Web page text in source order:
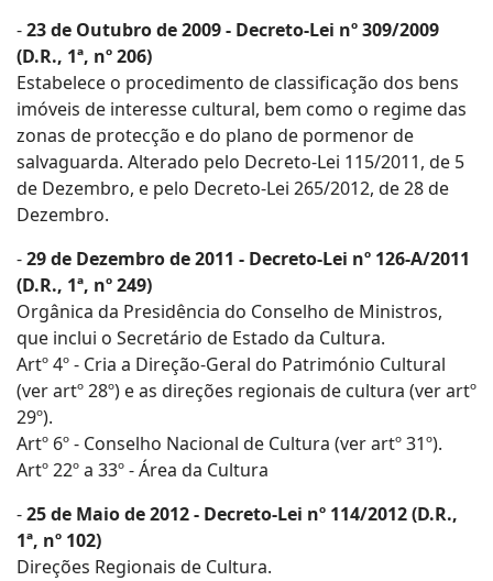
-23 de Outubro de 2009 - Decreto-Lei nº 309/2009
(D.R., 1ª, nº 206)
Estabelece o procedimento de classificação dos bens
imóveis de interesse cultural, bem como o regime das
zonas de protecção e do plano de pormenor de
salvaguarda. Alterado pelo Decreto-Lei 115/2011, de 5
de Dezembro, e pelo Decreto-Lei 265/2012, de 28 de
Dezembro.
-29 de Dezembro de 2011 - Decreto-Lei nº 126-A/2011
(D.R., 1ª, nº 249)
Orgânica da Presidência do Conselho de Ministros,
que inclui o Secretário de Estado da Cultura.
Artº 4º - Cria a Direção-Geral do Património Cultural
(ver artº 28º) e as direções regionais de cultura (ver artº
29º).
Artº 6º - Conselho Nacional de Cultura (ver artº 31º).
Artº 22º a 33º - Área da Cultura
-25 de Maio de 2012 - Decreto-Lei nº 114/2012 (D.R.,
1ª, nº 102)
Direções Regionais de Cultura.